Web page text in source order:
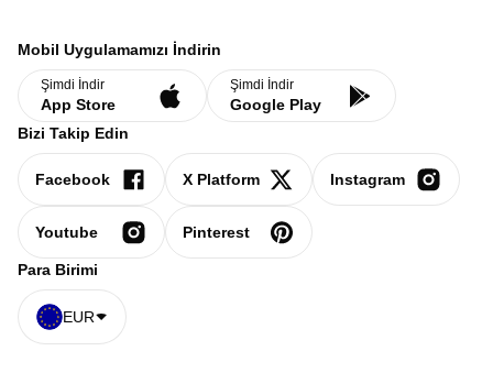
Mobil Uygulamamızı İndirin
Şimdi İndir
App Store
Şimdi İndir
Google Play
Bizi Takip Edin
Facebook X Platform Instagram
Youtube Pinterest
Para Birimi
EUR